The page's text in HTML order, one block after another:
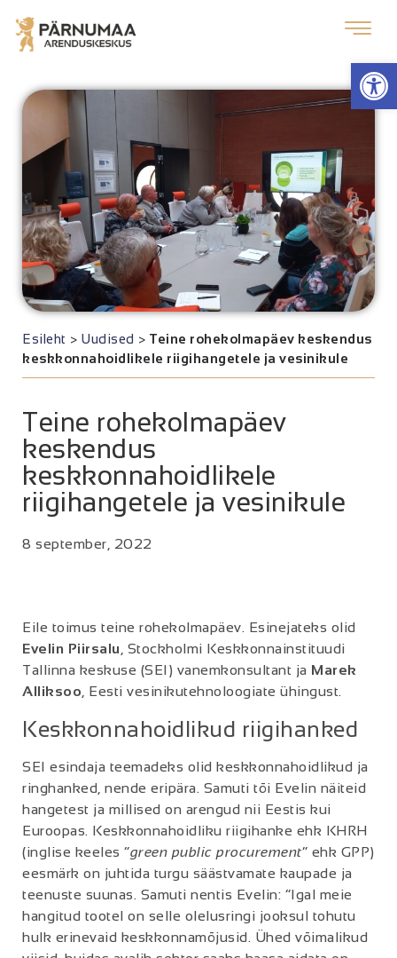
Esileht > Uudised > Teine rohekolmapäev keskendus
keskkonnahoidlikele riigihangetele ja vesinikule
Teine rohekolmapäev
keskendus
keskkonnahoidlikele
riigihangetele ja vesinikule
8 september, 2022
Eile toimus teine rohekolmapäev. Esinejateks olid
Evelin Piirsalu , Stockholmi Keskkonnainstituudi
Tallinna keskuse (SEI) vanemkonsultant ja Marek
Alliksoo , Eesti vesinikutehnoloogiate ühingust.
Keskkonnahoidlikud riigihanked
SEI esindaja teemadeks olid keskkonnahoidlikud ja
ringhanked, nende eripära. Samuti tõi Evelin näiteid
hangetest ja millised on arengud nii Eestis kui
Euroopas. Keskkonnahoidliku riigihanke ehk KHRH
(inglise keeles “green public procurement” ehk GPP)
eesmärk on juhtida turgu säästvamate kaupade ja
teenuste suunas. Samuti nentis Evelin: “Igal meie
hangitud tootel on selle olelusringi jooksul tohutu
hulk erinevaid keskkonnamõjusid. Ühed võimalikud